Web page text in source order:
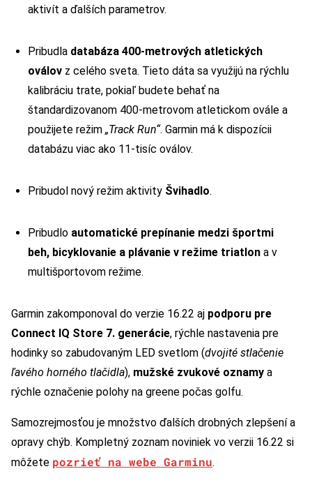
aktivít a ďalších parametrov.
Pribudla databáza 400-metrových atletických
oválov z celého sveta. Tieto dáta sa využijú na rýchlu
kalibráciu trate, pokiaľ budete behať na
štandardizovanom 400-metrovom atletickom ovále a
použijete režim „Track Run“. Garmin má k dispozícii
databázu viac ako 11-tisíc oválov.
Pribudol nový režim aktivity Švihadlo.
Pribudlo automatické prepínanie medzi športmi
beh, bicyklovanie a plávanie v režime triatlon a v
multišportovom režime.
Garmin zakomponoval do verzie 16.22 aj podporu pre
Connect IQ Store 7. generácie, rýchle nastavenia pre
hodinky so zabudovaným LED svetlom (dvojité stlačenie
ľavého horného tlačidla), mužské zvukové oznamy a
rýchle označenie polohy na greene počas golfu.
Samozrejmosťou je množstvo ďalších drobných zlepšení a
opravy chýb. Kompletný zoznam noviniek vo verzii 16.22 si
môžete pozrieť na webe Garminu.